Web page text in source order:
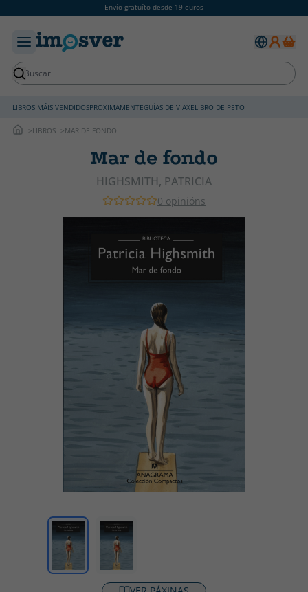
Envío gratuíto desde 19 euros
LIBROS MÁIS VENDIDOSPROXIMAMENTEGUÍAS DE VIAXELIBRO DE PETO
LIBROS MAR DE FONDO
Mar de fondo
HIGHSMITH, PATRICIA
0 opinións